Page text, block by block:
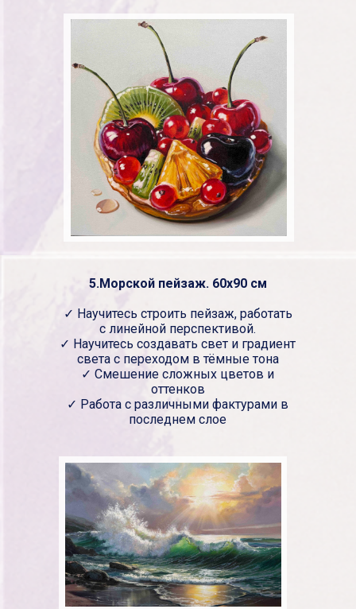
5.Морской пейзаж. 60х90 см
✓ Научитесь строить пейзаж, работать
с линейной перспективой.
✓ Научитесь создавать свет и градиент
света с переходом в тёмные тона
✓ Смешение сложных цветов и
оттенков
✓ Работа с различными фактурами в
последнем слое